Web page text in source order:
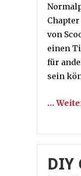
von
einen
für
sein
…
DIY